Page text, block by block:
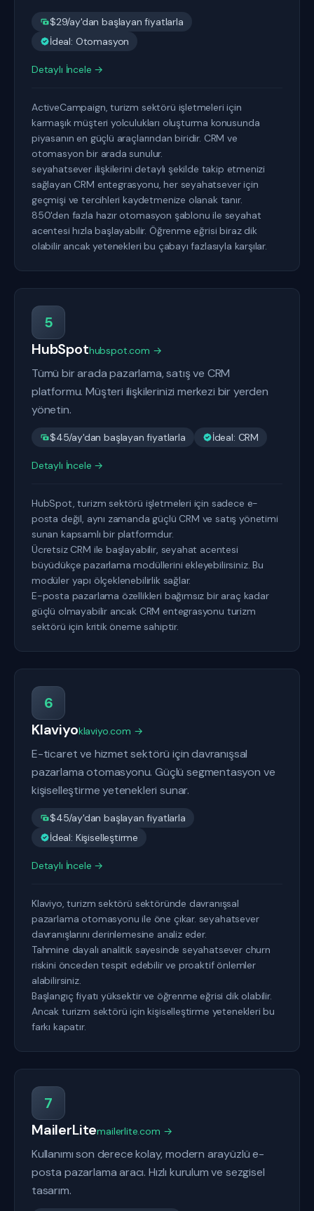
$29/ay'dan başlayan fiyatlarla
İdeal: Otomasyon
Detaylı İncele →
ActiveCampaign, turizm sektörü işletmeleri için
karmaşık müşteri yolculukları oluşturma konusunda
piyasanın en güçlü araçlarından biridir. CRM ve
otomasyon bir arada sunulur.
seyahatsever ilişkilerini detaylı şekilde takip etmenizi
sağlayan CRM entegrasyonu, her seyahatsever için
geçmişi ve tercihleri kaydetmenize olanak tanır.
850'den fazla hazır otomasyon şablonu ile seyahat
acentesi hızla başlayabilir. Öğrenme eğrisi biraz dik
olabilir ancak yetenekleri bu çabayı fazlasıyla karşılar.
5
HubSpothubspot.com →
Tümü bir arada pazarlama, satış ve CRM
platformu. Müşteri ilişkilerinizi merkezi bir yerden
yönetin.
$45/ay'dan başlayan fiyatlarla İdeal: CRM
Detaylı İncele →
HubSpot, turizm sektörü işletmeleri için sadece e-
posta değil, aynı zamanda güçlü CRM ve satış yönetimi
sunan kapsamlı bir platformdur.
Ücretsiz CRM ile başlayabilir, seyahat acentesi
büyüdükçe pazarlama modüllerini ekleyebilirsiniz. Bu
modüler yapı ölçeklenebilirlik sağlar.
E-posta pazarlama özellikleri bağımsız bir araç kadar
güçlü olmayabilir ancak CRM entegrasyonu turizm
sektörü için kritik öneme sahiptir.
6
Klaviyoklaviyo.com →
E-ticaret ve hizmet sektörü için davranışsal
pazarlama otomasyonu. Güçlü segmentasyon ve
kişiselleştirme yetenekleri sunar.
$45/ay'dan başlayan fiyatlarla
İdeal: Kişiselleştirme
Detaylı İncele →
Klaviyo, turizm sektörü sektöründe davranışsal
pazarlama otomasyonu ile öne çıkar. seyahatsever
davranışlarını derinlemesine analiz eder.
Tahmine dayalı analitik sayesinde seyahatsever churn
riskini önceden tespit edebilir ve proaktif önlemler
alabilirsiniz.
Başlangıç fiyatı yüksektir ve öğrenme eğrisi dik olabilir.
Ancak turizm sektörü için kişiselleştirme yetenekleri bu
farkı kapatır.
7
MailerLitemailerlite.com →
Kullanımı son derece kolay, modern arayüzlü e-
posta pazarlama aracı. Hızlı kurulum ve sezgisel
tasarım.